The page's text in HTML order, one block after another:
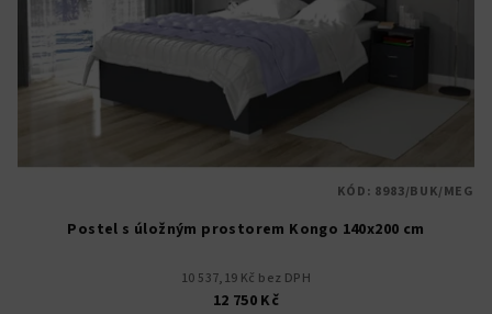
d
t
Postel s úložným prostorem Kongo 140x200 cm
10 537,19 Kč bez DPH
12 750 Kč
KÓD: 8983/BUK/MEG